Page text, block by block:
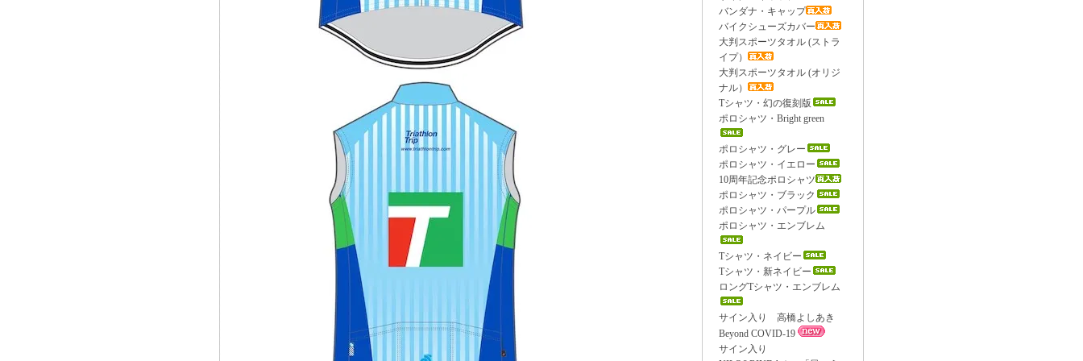
バンダナ・キャップ
バイクシューズカバー
大判スポーツタオル (ストラ
イプ）
大判スポーツタオル (オリジ
ナル）
Tシャツ・幻の復刻版
ポロシャツ・Bright green
ポロシャツ・グレー
ポロシャツ・イエロー
10周年記念ポロシャツ
ポロシャツ・ブラック
ポロシャツ・パープル
ポロシャツ・エンブレム
Tシャツ・ネイビー
Tシャツ・新ネイビー
ロングTシャツ・エンブレム
サイン入り 高橋よしあき
Beyond COVID-19
サイン入り